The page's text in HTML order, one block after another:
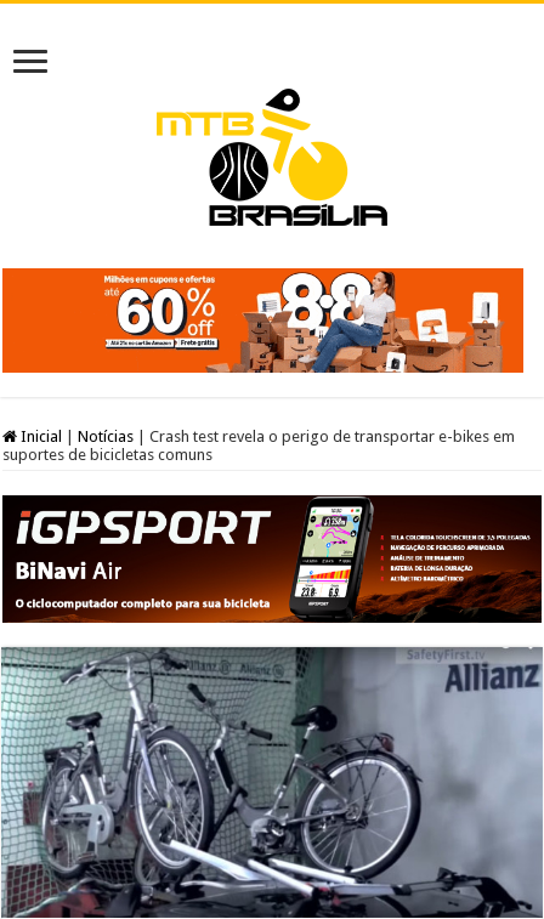
Inicial Notícias
Crash test revela o perigo de transportar e-bikes em
suportes de bicicletas comuns